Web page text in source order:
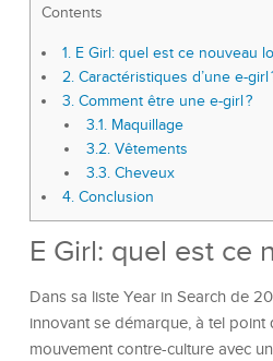
Contents
1. E Girl: quel est ce nouveau
2. Caractéristiques d’une e-girl
3. Comment être une e-girl ?
3.1.Maquillage
3.2.Vêtements
3.3.Cheveux
4. Conclusion
E Girl: quel est ce
Dans sa liste Year in Search de
innovant se démarque, à tel point
mouvement contre-culture avec